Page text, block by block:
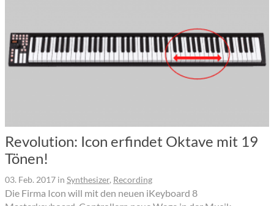
Revolution: Icon erfindet Oktave mit 19
Tönen!
03. Feb. 2017 in Synthesizer, Recording
Die Firma Icon will mit den neuen iKeyboard 8